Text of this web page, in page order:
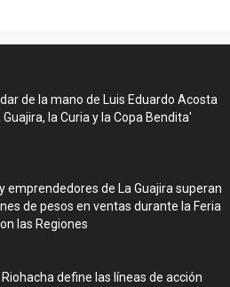
de la mano de Luis Eduardo Acosta
Guajira, la Curia y la Copa Bendita'
emprendedores de La Guajira superan
de pesos en ventas durante la Feria
las Regiones
define las líneas de acción